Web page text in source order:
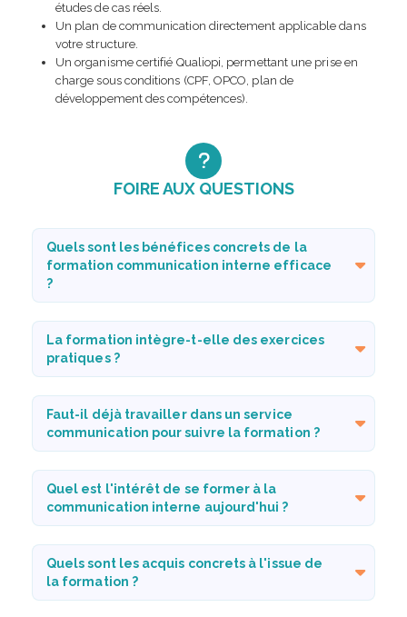
études de cas réels.
Un plan de communication directement applicable dans
votre structure.
Un organisme certifié Qualiopi, permettant une prise en
charge sous conditions (CPF, OPCO, plan de
développement des compétences).
FOIRE AUX QUESTIONS
Quels sont les bénéfices concrets de la
formation communication interne efficace
?
La formation intègre-t-elle des exercices
pratiques ?
Faut-il déjà travailler dans un service
communication pour suivre la formation ?
Quel est l'intérêt de se former à la
communication interne aujourd'hui ?
Quels sont les acquis concrets à l'issue de
la formation ?